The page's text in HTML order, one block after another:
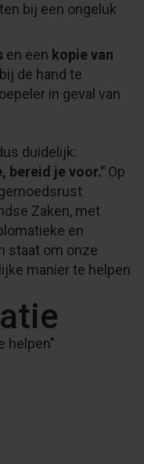
bij een ongeluk
en een kopie van
bij de hand te
in geval van
duidelijk:
bereid je voor." Op
Zaken, met
en
staat om onze
manier te helpen
helpen"